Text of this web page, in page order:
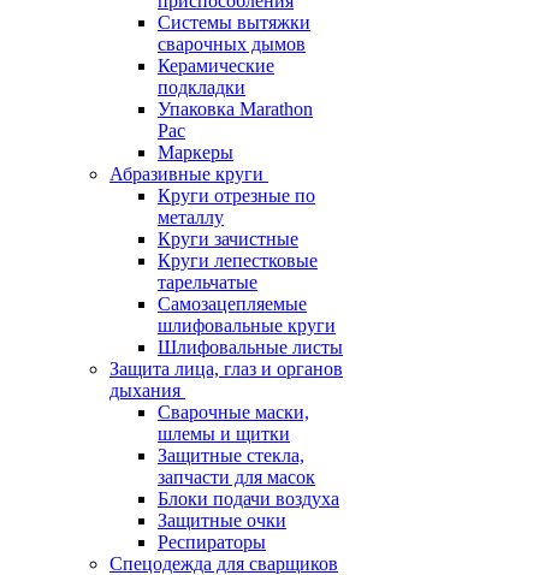
Системы вытяжки
сварочных дымов
Керамические
подкладки
Упаковка Marathon
Pac
Маркеры
Абразивные круги
Круги отрезные по
металлу
Круги зачистные
Круги лепестковые
тарельчатые
Самозацепляемые
шлифовальные круги
Шлифовальные листы
Защита лица, глаз и органов
дыхания
Сварочные маски,
шлемы и щитки
Защитные стекла,
запчасти для масок
Блоки подачи воздуха
Защитные очки
Респираторы
Спецодежда для сварщиков